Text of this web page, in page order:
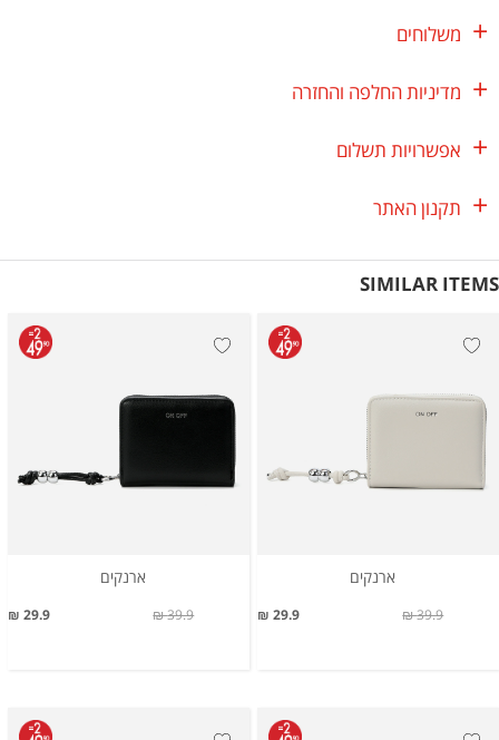
משלוחים
מדיניות החלפה והחזרה
אפשרויות תשלום
תקנון האתר
SIMILAR ITEMS
ארנקים
29.9 ₪ 39.9 ₪
ארנקים
29.9 ₪ 39.9 ₪